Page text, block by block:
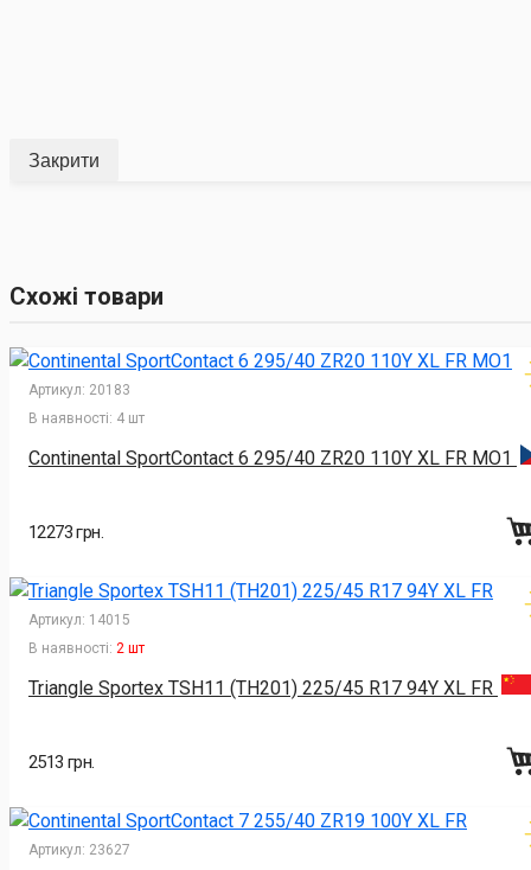
Закрити
Схожі товари
Артикул: 20183
В наявності: 4 шт
Continental SportContact 6 295/40 ZR20 110Y XL FR MO1
12273 грн.
Артикул: 14015
В наявності: 2 шт
Triangle Sportex TSH11 (TH201) 225/45 R17 94Y XL FR
2513 грн.
Артикул: 23627